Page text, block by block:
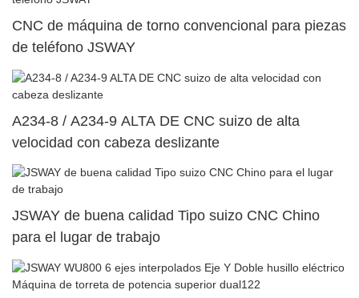
CNC de máquina de torno convencional para piezas
de teléfono JSWAY
A234-8 / A234-9 ALTA DE CNC suizo de alta
velocidad con cabeza deslizante
JSWAY de buena calidad Tipo suizo CNC Chino
para el lugar de trabajo